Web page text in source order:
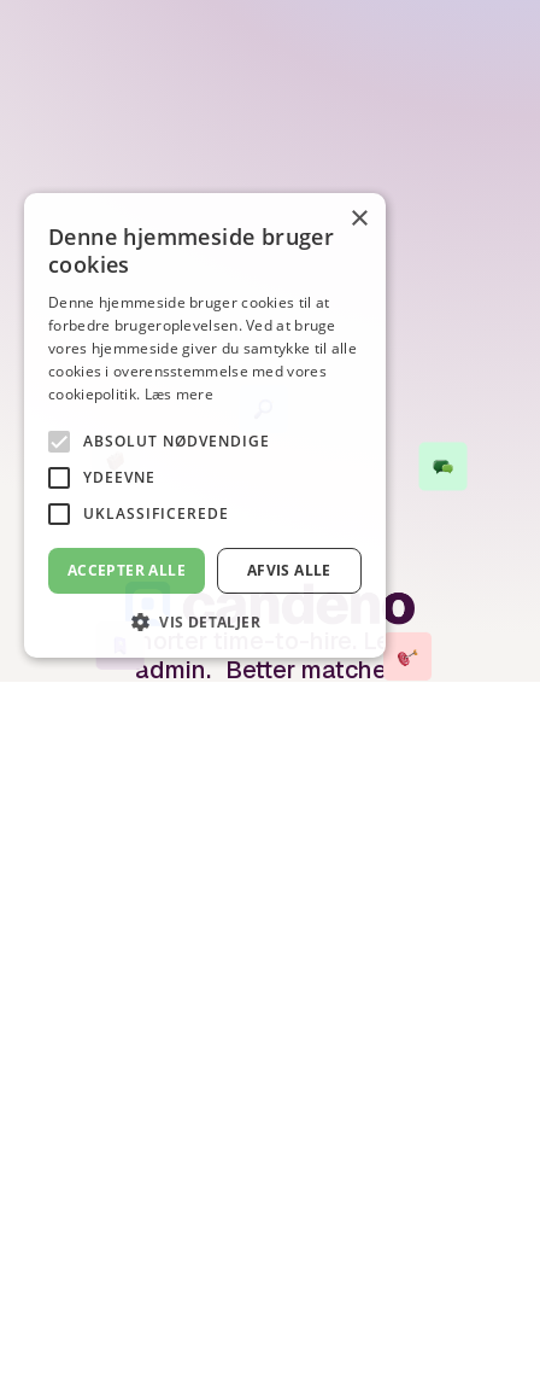
Shorter time-to-hire. Less
admin. Better matches.
×
Denne hjemmeside bruger
cookies
Denne hjemmeside bruger cookies til at
forbedre brugeroplevelsen. Ved at bruge
vores hjemmeside giver du samtykke til alle
cookies i overensstemmelse med vores
cookiepolitik. Læs mere
ABSOLUT NØDVENDIGE
YDEEVNE
UKLASSIFICEREDE
ACCEPTER ALLE AFVIS ALLE
VIS DETALJER